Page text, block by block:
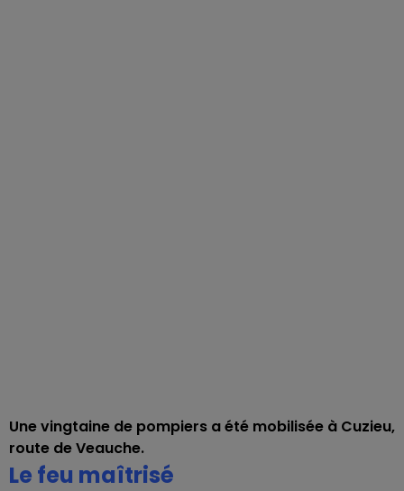
Une vingtaine de pompiers a été mobilisée à Cuzieu,
route de Veauche.
Le feu maîtrisé